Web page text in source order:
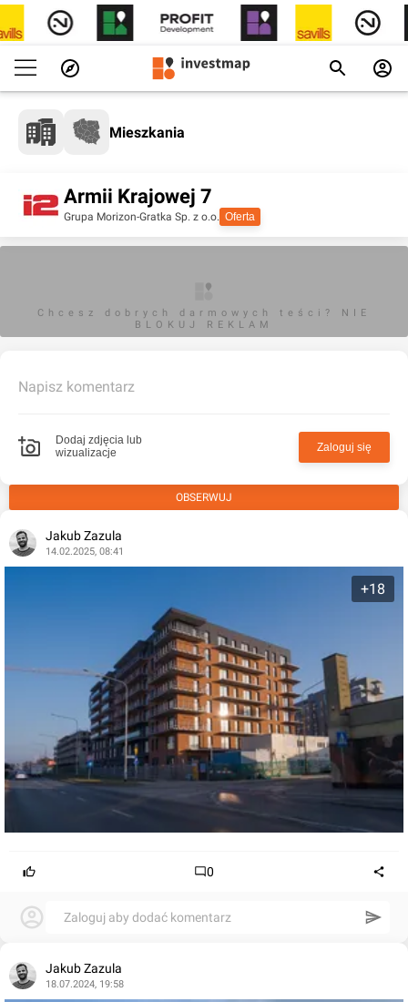
Mieszkania
Armii Krajowej 7
Grupa Morizon-Gratka Sp. z o.o. Oferta
Chcesz dobrych darmowych teści? NIE
BLOKUJ REKLAM
Napisz komentarz
Dodaj zdjęcia lub
wizualizacje
Zaloguj się
OBSERWUJ
Jakub Zazula
14.02.2025, 08:41
+18
0
Zaloguj aby dodać komentarz
Jakub Zazula
18.07.2024, 19:58